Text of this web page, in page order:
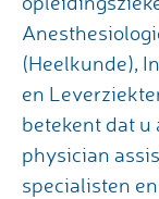
(Heelkunde),
en
betekent dat
physician
specialisten